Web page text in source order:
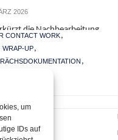
um
IDs auf
2026
die Nachbearbeitung
Center nicht einfach.
sie in Review-,
und Übergabearbeit
CONTACT WORK,
WRAP-UP,
,